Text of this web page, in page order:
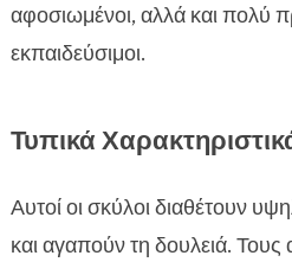
αφοσιωμένοι, αλλά και πολύ
εκπαιδεύσιμοι.
Τυπικά
Αυτοί οι σκύλοι διαθέτουν
και αγαπούν τη δουλειά.